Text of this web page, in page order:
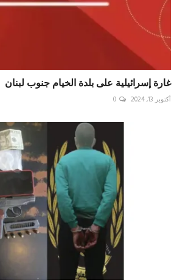
غارة إسرائيلية على بلدة الخيام جنوب لبنان
أكتوبر 13, 2024 0